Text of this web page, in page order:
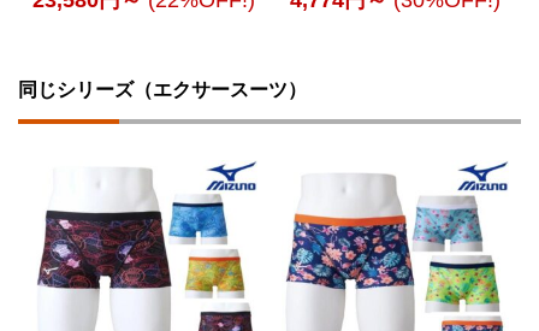
同じシリーズ（エクサースーツ）